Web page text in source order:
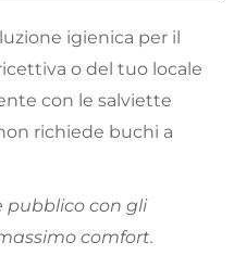
igienica per il
o del tuo locale
con le salviette
richiede buchi a
con gli
comfort.